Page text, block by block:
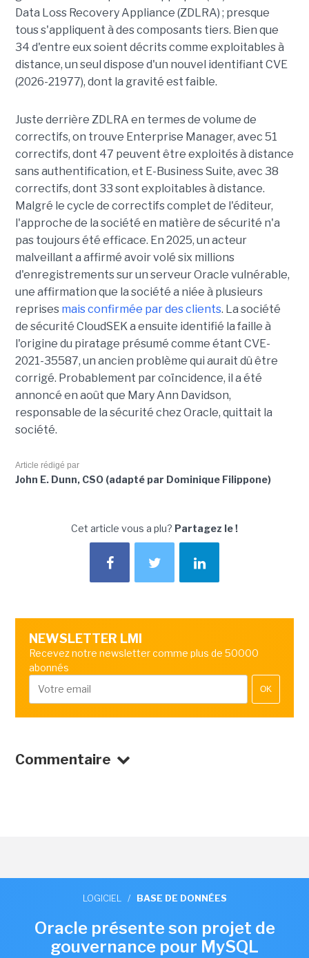
Data Loss Recovery Appliance (ZDLRA) ; presque
tous s'appliquent à des composants tiers. Bien que
34 d'entre eux soient décrits comme exploitables à
distance, un seul dispose d'un nouvel identifiant CVE
(2026-21977), dont la gravité est faible.
Juste derrière ZDLRA en termes de volume de
correctifs, on trouve Enterprise Manager, avec 51
correctifs, dont 47 peuvent être exploités à distance
sans authentification, et E-Business Suite, avec 38
correctifs, dont 33 sont exploitables à distance.
Malgré le cycle de correctifs complet de l'éditeur,
l'approche de la société en matière de sécurité n'a
pas toujours été efficace. En 2025, un acteur
malveillant a affirmé avoir volé six millions
d'enregistrements sur un serveur Oracle vulnérable,
une affirmation que la société a niée à plusieurs
reprises mais confirmée par des clients. La société
de sécurité CloudSEK a ensuite identifié la faille à
l'origine du piratage présumé comme étant CVE-
2021-35587, un ancien problème qui aurait dû être
corrigé. Probablement par coïncidence, il a été
annoncé en août que Mary Ann Davidson,
responsable de la sécurité chez Oracle, quittait la
société.
Article rédigé par
John E. Dunn, CSO (adapté par Dominique Filippone)
Cet article vous a plu? Partagez le !
NEWSLETTER LMI
Recevez notre newsletter comme plus de 50000
abonnés
OK
Commentaire
LOGICIEL / BASE DE DONNÉES
Oracle présente son projet de
gouvernance pour MySQL